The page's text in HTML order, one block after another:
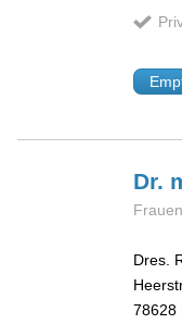
Dr.
Dres.
78628